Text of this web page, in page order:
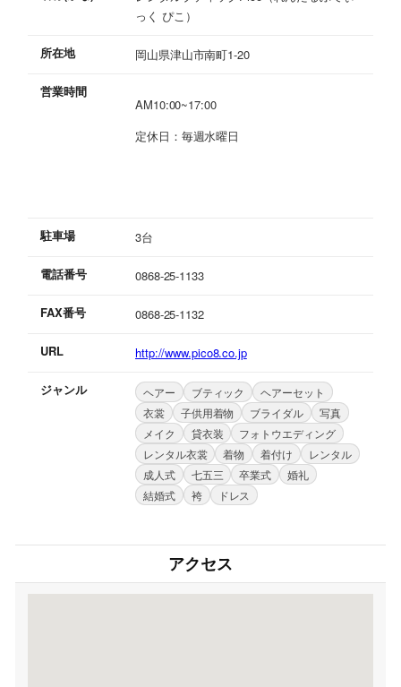
っく ぴこ）
所在地 岡山県津山市南町1-20
営業時間
AM10:00~17:00
定休日：毎週水曜日
駐車場 3台
電話番号 0868-25-1133
FAX番号 0868-25-1132
URL http://www.pico8.co.jp
ジャンル ヘアー ブティック
ヘアーセット
衣裳
子供用着物 ブライダル
写真
メイク
貸衣装
フォトウエディング
レンタル衣裳
着物 着付け
レンタル
成人式
七五三 卒業式
婚礼
結婚式
袴 ドレス
アクセス